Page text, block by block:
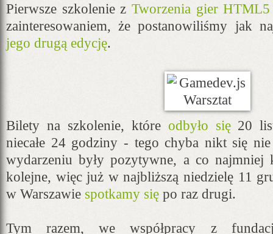
Pierwsze szkolenie z Tworzenia gier HTML5
zainteresowaniem, że postanowiliśmy jak
jego drugą edycję.
Bilety na szkolenie, które odbyło się20
niecałe 24 godziny - tego chyba nikt się
wydarzeniu były pozytywne, a co najmniej
kolejne, więc już w najbliższą niedzielę 11
w Warszawie spotkamy się po raz drugi.
Tym razem, we współpracy z